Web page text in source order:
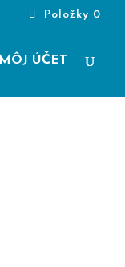
Položky 0
MÔJ ÚČET